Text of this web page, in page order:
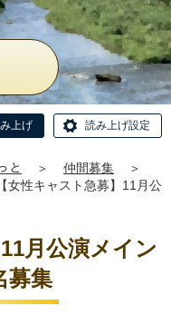
上げ 読み上げ設定
と ＞ 仲間募集
＞
【女性キャスト急募】11月公
月公演メイン
募集